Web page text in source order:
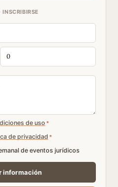
de uso *
de privacidad *
de eventos jurídicos